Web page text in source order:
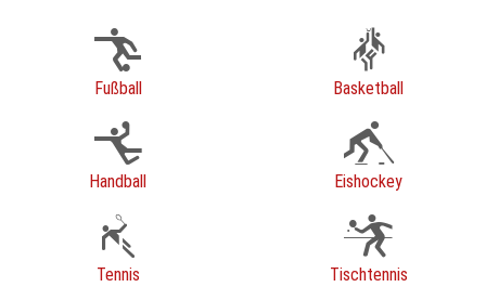
Fußball Basketball
Handball Eishockey
Tennis Tischtennis